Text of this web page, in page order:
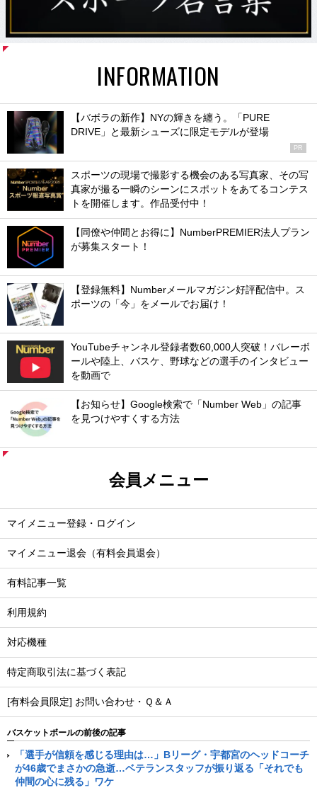
INFORMATION
【バボラの新作】NYの輝きを纏う。「PURE
DRIVE」と最新シューズに限定モデルが登場
PR
スポーツの現場で撮影する機会のある写真家、その写
真家が撮る一瞬のシーンにスポットをあてるコンテス
トを開催します。作品受付中！
【同僚や仲間とお得に】NumberPREMIER法人プラン
が募集スタート！
【登録無料】Numberメールマガジン好評配信中。ス
ポーツの「今」をメールでお届け！
YouTubeチャンネル登録者数60,000人突破！バレーボ
ールや陸上、バスケ、野球などの選手のインタビュー
を動画で
【お知らせ】Google検索で「Number Web」の記事
を見つけやすくする方法
会員メニュー
マイメニュー登録・ログイン
マイメニュー退会（有料会員退会）
有料記事一覧
利用規約
対応機種
特定商取引法に基づく表記
[有料会員限定] お問い合わせ・Ｑ＆Ａ
バスケットボールの前後の記事
「選手が信頼を感じる理由は…」Bリーグ・宇都宮のヘッドコーチ
が46歳でまさかの急逝…ベテランスタッフが振り返る「それでも
仲間の心に残る」ワケ